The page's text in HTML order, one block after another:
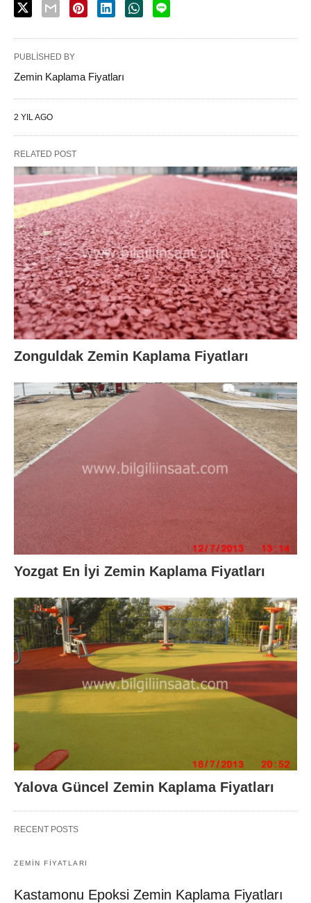
PUBLISHED BY
Zemin Kaplama Fiyatları
2 YIL AGO
RELATED POST
Zonguldak Zemin Kaplama Fiyatları
Yozgat En İyi Zemin Kaplama Fiyatları
Yalova Güncel Zemin Kaplama Fiyatları
RECENT POSTS
ZEMIN FIYATLARI
Kastamonu Epoksi Zemin Kaplama Fiyatları